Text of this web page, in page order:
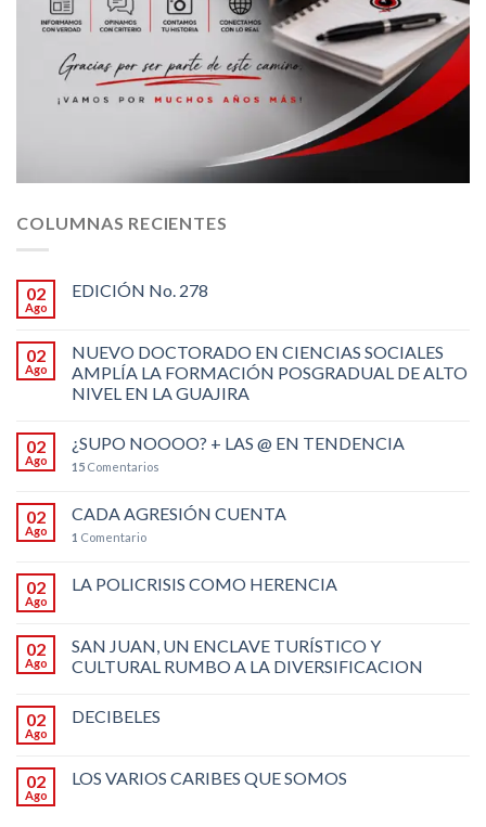
COLUMNAS RECIENTES
02
Ago
EDICIÓN No. 278
02
Ago
NUEVO DOCTORADO EN CIENCIAS SOCIALES
AMPLÍA LA FORMACIÓN POSGRADUAL DE ALTO
NIVEL EN LA GUAJIRA
02
Ago
¿SUPO NOOOO? + LAS @ EN TENDENCIA
15 Comentarios
02
Ago
CADA AGRESIÓN CUENTA
1 Comentario
02
Ago
LA POLICRISIS COMO HERENCIA
02
Ago
SAN JUAN, UN ENCLAVE TURÍSTICO Y
CULTURAL RUMBO A LA DIVERSIFICACION
02
Ago
DECIBELES
02
Ago
LOS VARIOS CARIBES QUE SOMOS